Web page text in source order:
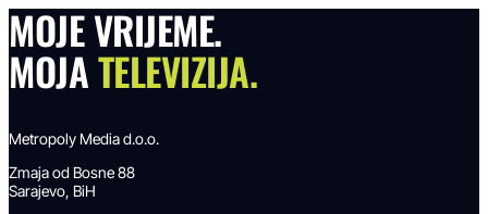
MOJE VRIJEME.
MOJATELEVIZIJA.
Metropoly Media d.o.o.
Zmaja od Bosne 88
Sarajevo, BiH